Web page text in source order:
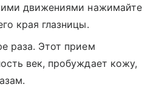
движениями нажимайте
края глазницы.
раза. Этот прием
век, пробуждает кожу,